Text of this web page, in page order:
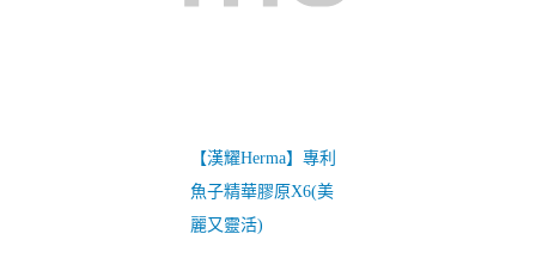
【漢耀Herma】專利
魚子精華膠原X6(美
麗又靈活)